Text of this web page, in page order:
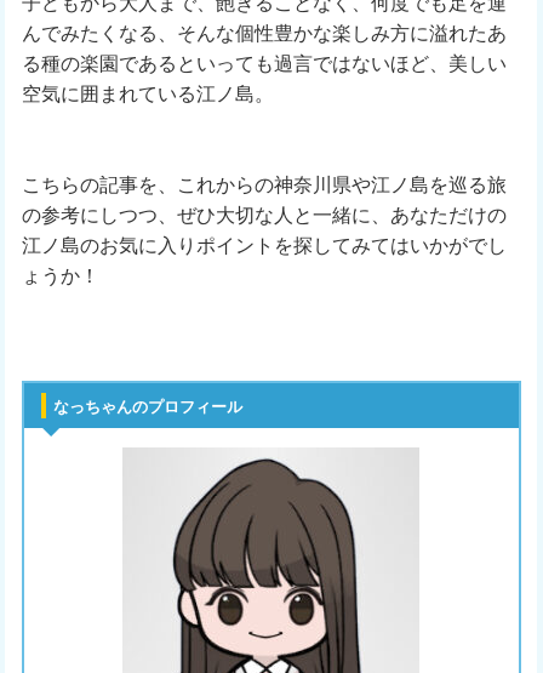
んでみたくなる、そんな個性豊かな楽しみ方に溢れたあ
る種の楽園であるといっても過言ではないほど、美しい
空気に囲まれている江ノ島。
こちらの記事を、これからの神奈川県や江ノ島を巡る旅
の参考にしつつ、ぜひ大切な人と一緒に、あなただけの
江ノ島のお気に入りポイントを探してみてはいかがでし
ょうか！
なっちゃんのプロフィール